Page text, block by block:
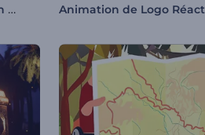
Animation de Logo Activation Technique